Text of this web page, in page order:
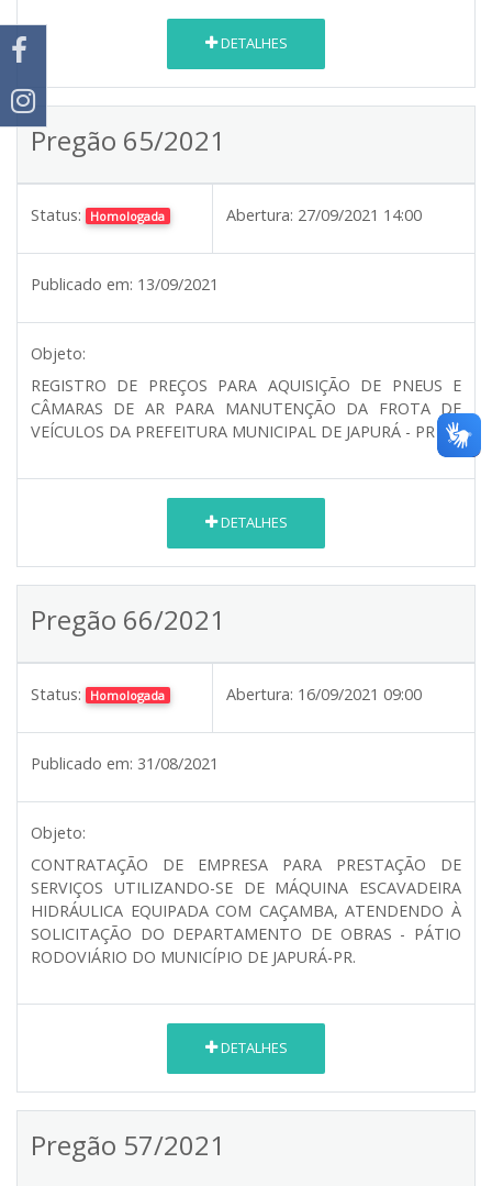
DETALHES
Pregão 65/2021
Status: Homologada Abertura: 27/09/2021 14:00
Publicado em: 13/09/2021
Objeto:
REGISTRO DE PREÇOS PARA AQUISIÇÃO DE PNEUS E
CÂMARAS DE AR PARA MANUTENÇÃO DA FROTA DE
VEÍCULOS DA PREFEITURA MUNICIPAL DE JAPURÁ - PR
DETALHES
Pregão 66/2021
Status: Homologada Abertura: 16/09/2021 09:00
Publicado em: 31/08/2021
Objeto:
CONTRATAÇÃO DE EMPRESA PARA PRESTAÇÃO DE
SERVIÇOS UTILIZANDO-SE DE MÁQUINA ESCAVADEIRA
HIDRÁULICA EQUIPADA COM CAÇAMBA, ATENDENDO À
SOLICITAÇÃO DO DEPARTAMENTO DE OBRAS - PÁTIO
RODOVIÁRIO DO MUNICÍPIO DE JAPURÁ-PR.
DETALHES
Pregão 57/2021